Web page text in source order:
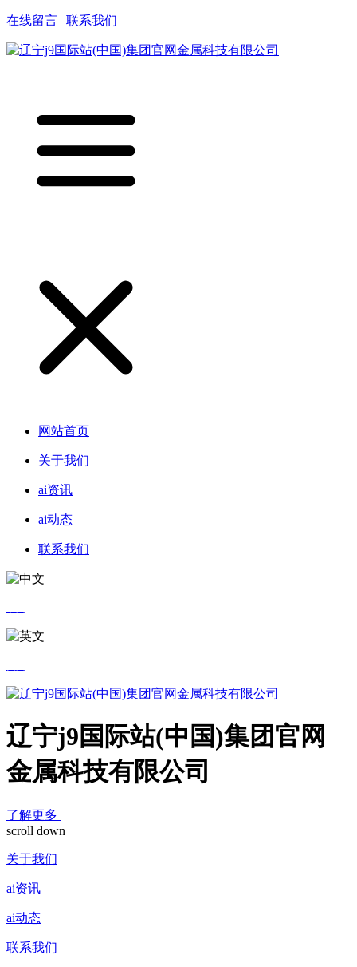
在线留言 联系我们
网站首页
关于我们
ai资讯
ai动态
联系我们
辽宁j9国际站(中国)集团官网
金属科技有限公司
了解更多
scroll down
关于我们
ai资讯
ai动态
联系我们